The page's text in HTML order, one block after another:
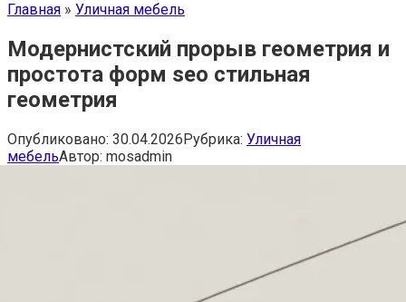
Главная » Уличная мебель
Модернистский прорыв геометрия и
простота форм seo стильная
геометрия
Опубликовано: 30.04.2026Рубрика: Уличная
мебельАвтор: mosadmin